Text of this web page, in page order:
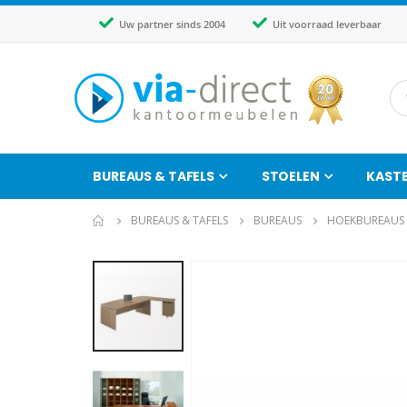
Uw partner sinds 2004 Uit voorraad leverbaar
BUREAUS & TAFELS STOELEN
BUREAUS & TAFELS BUREAUS HOEKBUREAUS
het
einde
van
de
afbeeldingen-